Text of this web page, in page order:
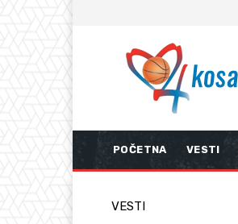
POČETNA VESTI
VESTI